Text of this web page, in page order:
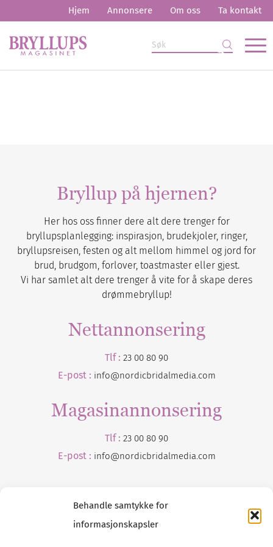
Behandle samtykke for
informasjonskapsler
Hjem Annonsere Om oss Ta kontakt
Bryllup på hjernen?
Her hos oss finner dere alt dere trenger for
bryllupsplanlegging: inspirasjon, brudekjoler, ringer,
bryllupsreisen, festen og alt mellom himmel og jord for
brud, brudgom, forlover, toastmaster eller gjest.
Vi har samlet alt dere trenger å vite for å skape deres
drømmebryllup!
Nettannonsering
Tlf : 23 00 80 90
E-post : info@nordicbridalmedia.com
Magasinannonsering
Tlf : 23 00 80 90
E-post : info@nordicbridalmedia.com